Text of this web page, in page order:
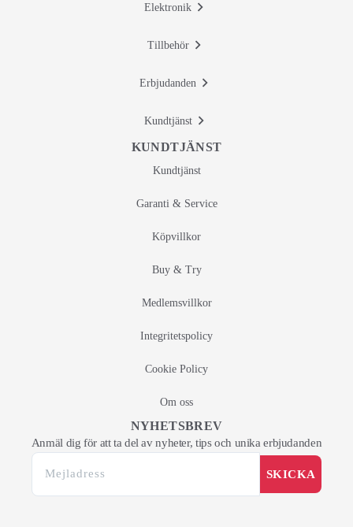
Elektronik
Tillbehör
Erbjudanden
Kundtjänst
KUNDTJÄNST
Kundtjänst
Garanti & Service
Köpvillkor
Buy & Try
Medlemsvillkor
Integritetspolicy
Cookie Policy
Om oss
NYHETSBREV
Anmäl dig för att ta del av nyheter, tips och unika erbjudanden
SKICKA